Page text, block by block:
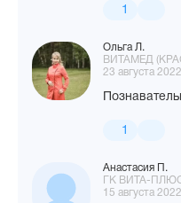
1
Ольга Л.
ВИТАМЕД
23 августа
1
Анастасия П.
ГК ВИТА-
15 августа